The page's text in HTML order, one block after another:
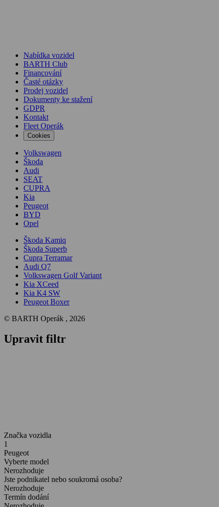
Nabídka vozidel
BARTH Club
Financování
Časté otázky
Prodej vozidel
Dokumenty ke stažení
GDPR
Kontakt
Fleet Operák
Cookies
Volkswagen
Škoda
Audi
SEAT
CUPRA
Kia
Peugeot
BYD
Opel
Škoda Kamiq
Škoda Superb
Cupra Terramar
Audi Q7
Volkswagen Golf Variant
Kia XCeed
Kia K4 SW
Peugeot Boxer
© BARTH Operák , 2026
Upravit filtr
Značka vozidla
1
Peugeot
Vyberte model
Nerozhoduje
Jste podnikatel nebo soukromá osoba?
Nerozhoduje
Termín dodání